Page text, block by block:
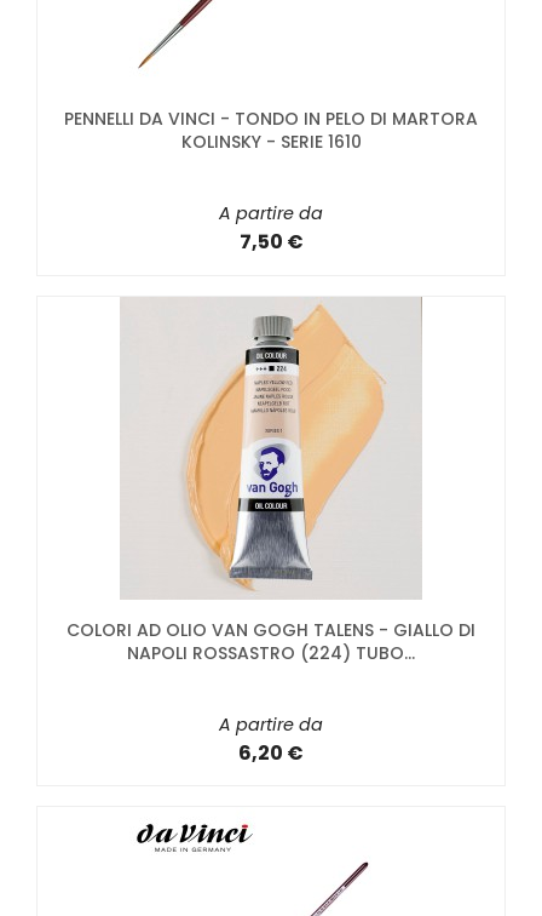
PENNELLI DA VINCI - TONDO IN PELO DI MARTORA
KOLINSKY - SERIE 1610
A partire da
7,50 €
COLORI AD OLIO VAN GOGH TALENS - GIALLO DI
NAPOLI ROSSASTRO (224) TUBO...
A partire da
6,20 €